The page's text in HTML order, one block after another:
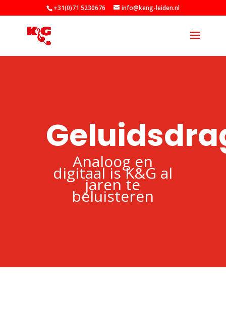
+31(0)71 5230676 info@keng-leiden.nl
Analoog en
digitaal is K&G al
jaren te
beluisteren